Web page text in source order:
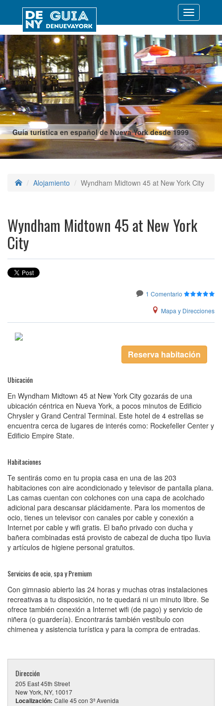
Guía turística en español de Nueva York desde 1999
Desplegar
Alojamiento Wyndham Midtown 45 at New York City
Wyndham Midtown 45 at New York
City
1 Comentario
Mapa y Direcciones
Reserva habitación
Ubicación
En Wyndham Midtown 45 at New York City gozarás de una
ubicación céntrica en Nueva York, a pocos minutos de Edificio
Chrysler y Grand Central Terminal. Este hotel de 4 estrellas se
encuentra cerca de lugares de interés como: Rockefeller Center y
Edificio Empire State.
Habitaciones
Te sentirás como en tu propia casa en una de las 203
habitaciones con aire acondicionado y televisor de pantalla plana.
Las camas cuentan con colchones con una capa de acolchado
adicional para descansar plácidamente. Para los momentos de
ocio, tienes un televisor con canales por cable y conexión a
Internet por cable y wifi gratis. El baño privado con ducha y
bañera combinadas está provisto de cabezal de ducha tipo lluvia
y artículos de higiene personal gratuitos.
Servicios de ocio, spa y Premium
Con gimnasio abierto las 24 horas y muchas otras instalaciones
recreativas a tu disposición, no te quedará ni un minuto libre. Se
ofrece también conexión a Internet wifi (de pago) y servicio de
niñera (o guardería). Encontrarás también vestíbulo con
chimenea y asistencia turística y para la compra de entradas.
Dirección
205 East 45th Street
New York, NY, 10017
Localización: Calle 45 con 3ª Avenida